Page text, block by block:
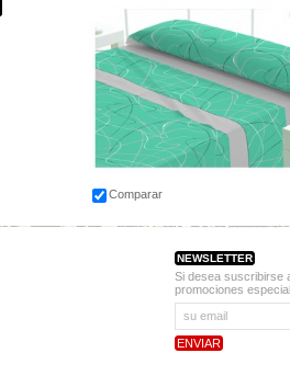
Comparar
NEWSLETTER
Si desea suscribirse
promociones